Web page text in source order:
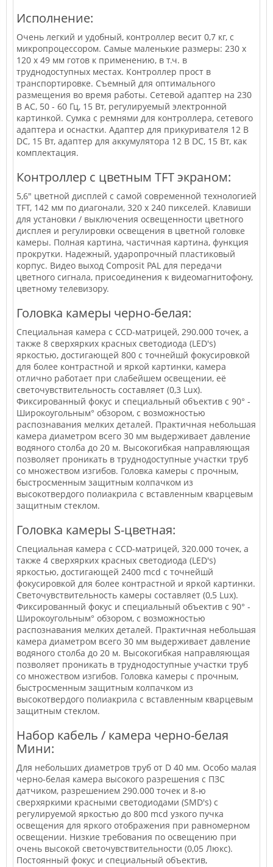
Исполнение:
Очень легкий и удобный, контроллер весит 0,7 кг, с
микропроцессором. Самые маленькие размеры: 230 х
120 х 49 мм готов к применению, в т.ч. в
труднодоступных местах. Контроллер прост в
транспортировке. Съемный для оптимального
размещения во время работы. Сетевой адаптер на 230
В АС, 50 - 60 Гц, 15 Вт, регулируемый электронной
картинкой. Сумка с ремнями для контроллера, сетевого
адаптера и оснастки. Адаптер для прикуривателя 12 В
DC, 15 Вт, адаптер для аккумулятора 12 В DC, 15 Вт, как
комплектация.
Контроллер с цветным TFT экраном:
5,6" цветной дисплей с самой современной технологией
TFT, 142 мм по диагонали, 320 х 240 пикселей. Клавиши
для установки / выключения освещенности цветного
дисплея и регулировки освещения в цветной головке
камеры. Полная картина, частичная картина, функция
прокрутки. Надежный, ударопрочный пластиковый
корпус. Видео выход Composit PAL для передачи
цветного сигнала, присоединения к видеомагнитофону,
цветному телевизору.
Головка камеры черно-белая:
Специальная камера с CCD-матрицей, 290.000 точек, а
также 8 сверхярких красных свeтодиода (LED's)
яркостью, достигающей 800 с точнейшй фокусировкой
для более контрастной и яркой картинки, камера
отлично работает при слабейшем освещении, её
светочувствительность составляет (0,3 Lux).
Фиксированный фокус и специальный объектив с 90° -
Широкоугольным° обзором, с возможностью
распознавания мелких деталей. Практичная небольшая
камера диаметром всего 30 мм выдерживает давление
водяного столба до 20 м. Высокогибкая направляющая
позволяет проникать в труднодоступные участки труб
со множеством изгибов. Головка камеры с прочным,
быстросменным защитным колпачком из
высокотвердого полиакрила с вставленным кварцевым
защитным стеклом.
Головка камеры S-цветная:
Специальная камера с CCD-матрицей, 320.000 точек, а
также 4 сверхярких красных светодиода (LED's)
яркостью, достигающей 2400 mcd с точнейшй
фокусировкой для более контрастной и яркой картинки.
Светочувствительность камеры составляет (0,5 Lux).
Фиксированный фокус и специальный объектив с 90° -
Широкоугольным° обзором, с возможностью
распознавания мелких деталей. Практичная небольшая
камера диаметром всего 30 мм выдерживает давление
водяного столба до 20 м. Высокогибкая направляющая
позволяет проникать в труднодоступные участки труб
со множеством изгибов. Головка камеры с прочным,
быстросменным защитным колпачком из
высокотвердого полиакрила с вставленным кварцевым
защитным стеклом.
Набор кабель / камера черно-белая
Мини:
Для небольших диаметров труб от D 40 мм. Особо малая
черно-белая камера высокого разрешения с ПЗС
датчиком, разрешением 290.000 точек и 8-ю
сверхяркими красными светодиодами (SMD's) с
регулируемой яркостью до 800 mcd узкого пучка
освещения для яркого отображения при равномерном
освещении. Низкие требования по освещению при
очень высокой светочувствительности (0,05 Люкс).
Постоянный фокус и специальный объектив,